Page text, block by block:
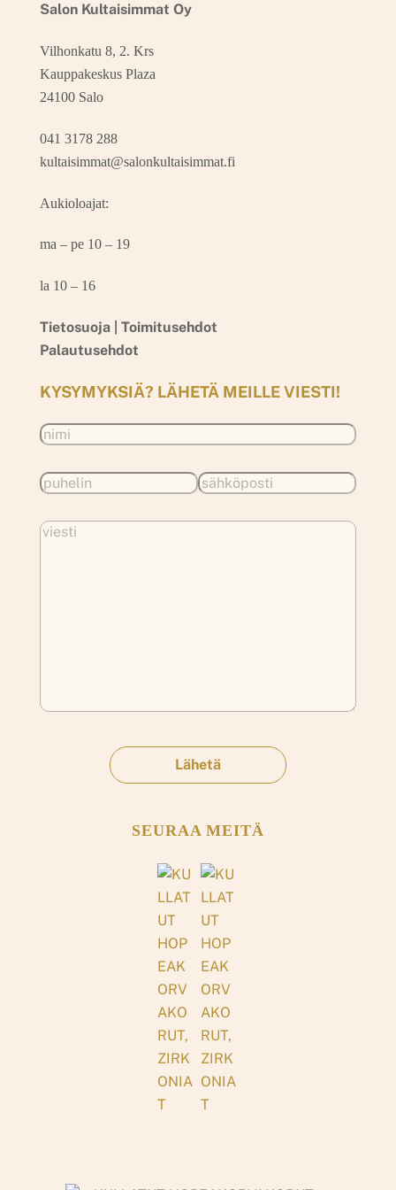
Salon Kultaisimmat Oy
Vilhonkatu 8, 2. Krs
Kauppakeskus Plaza
24100 Salo
041 3178 288
kultaisimmat@salonkultaisimmat.fi
Aukioloajat:
ma – pe 10 – 19
la 10 – 16
Tietosuoja | Toimitusehdot
Palautusehdot
KYSYMYKSIÄ? LÄHETÄ MEILLE VIESTI!
SEURAA MEITÄ